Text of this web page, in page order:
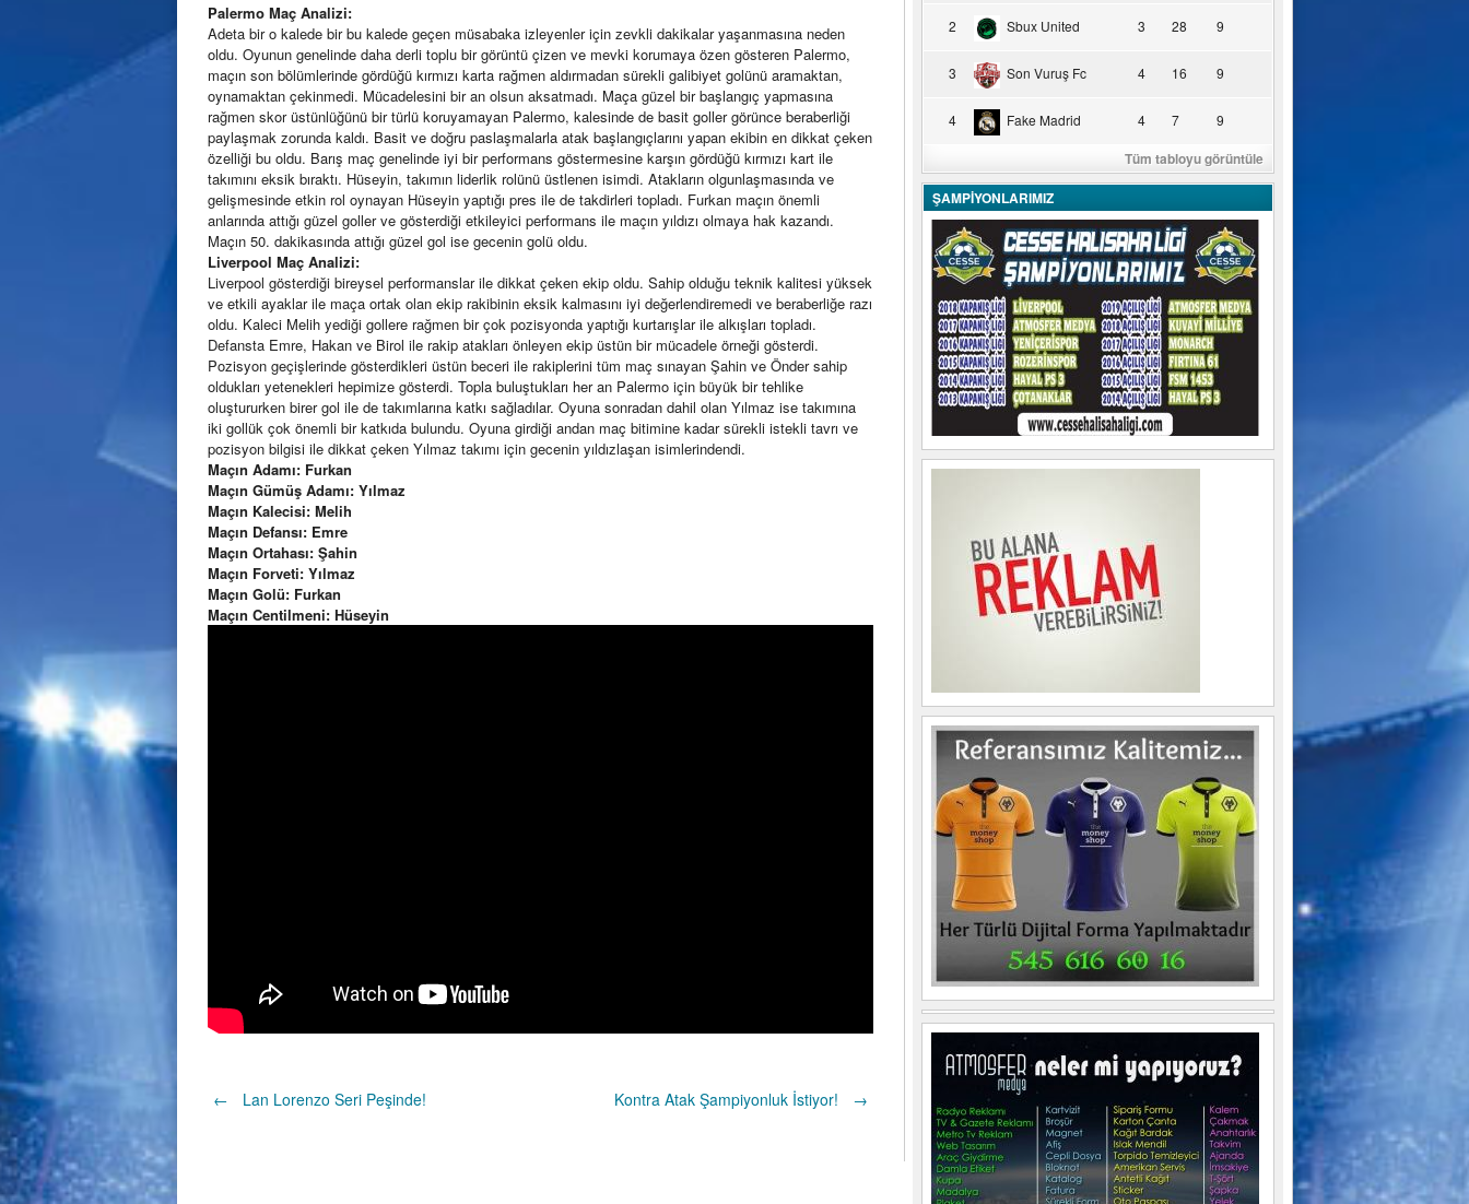
Palermo Maç Analizi:
Adeta bir o kalede bir bu kalede geçen müsabaka izleyenler için zevkli dakikalar yaşanmasına neden
oldu. Oyunun genelinde daha derli toplu bir görüntü çizen ve mevki korumaya özen gösteren Palermo,
maçın son bölümlerinde gördüğü kırmızı karta rağmen aldırmadan sürekli galibiyet golünü aramaktan,
oynamaktan çekinmedi. Mücadelesini bir an olsun aksatmadı. Maça güzel bir başlangıç yapmasına
rağmen skor üstünlüğünü bir türlü koruyamayan Palermo, kalesinde de basit goller görünce beraberliği
paylaşmak zorunda kaldı. Basit ve doğru paslaşmalarla atak başlangıçlarını yapan ekibin en dikkat çeken
özelliği bu oldu. Barış maç genelinde iyi bir performans göstermesine karşın gördüğü kırmızı kart ile
takımını eksik bıraktı. Hüseyin, takımın liderlik rolünü üstlenen isimdi. Atakların olgunlaşmasında ve
gelişmesinde etkin rol oynayan Hüseyin yaptığı pres ile de takdirleri topladı. Furkan maçın önemli
anlarında attığı güzel goller ve gösterdiği etkileyici performans ile maçın yıldızı olmaya hak kazandı.
Maçın 50. dakikasında attığı güzel gol ise gecenin golü oldu.
Liverpool Maç Analizi:
Liverpool gösterdiği bireysel performanslar ile dikkat çeken ekip oldu. Sahip olduğu teknik kalitesi yüksek
ve etkili ayaklar ile maça ortak olan ekip rakibinin eksik kalmasını iyi değerlendiremedi ve beraberliğe razı
oldu. Kaleci Melih yediği gollere rağmen bir çok pozisyonda yaptığı kurtarışlar ile alkışları topladı.
Defansta Emre, Hakan ve Birol ile rakip atakları önleyen ekip üstün bir mücadele örneği gösterdi.
Pozisyon geçişlerinde gösterdikleri üstün beceri ile rakiplerini tüm maç sınayan Şahin ve Önder sahip
oldukları yetenekleri hepimize gösterdi. Topla buluştukları her an Palermo için büyük bir tehlike
oluştururken birer gol ile de takımlarına katkı sağladılar. Oyuna sonradan dahil olan Yılmaz ise takımına
iki gollük çok önemli bir katkıda bulundu. Oyuna girdiği andan maç bitimine kadar sürekli istekli tavrı ve
pozisyon bilgisi ile dikkat çeken Yılmaz takımı için gecenin yıldızlaşan isimlerindendi.
Maçın Adamı: Furkan
Maçın Gümüş Adamı: Yılmaz
Maçın Kalecisi: Melih
Maçın Defansı: Emre
Maçın Ortahası: Şahin
Maçın Forveti: Yılmaz
Maçın Golü: Furkan
Maçın Centilmeni: Hüseyin
Post
← Lan Lorenzo Seri Peşinde! Kontra Atak Şampiyonluk İstiyor! →
2 Sbux United 3 28 9
3 Son Vuruş Fc 4 16 9
4 Fake Madrid 4 7 9
Tüm tabloyu görüntüle
ŞAMPİYONLARIMIZ